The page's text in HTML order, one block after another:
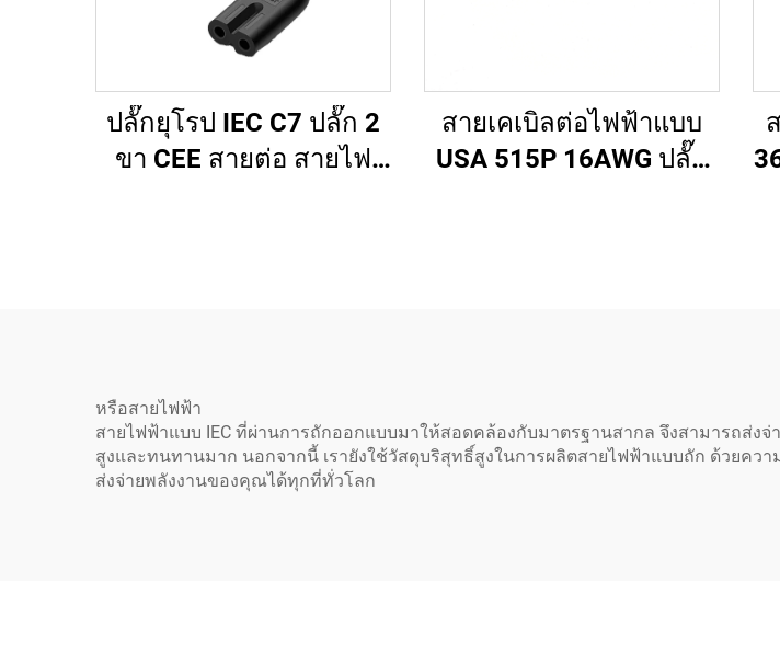
ปลั๊กยุโรป IEC C7 ปลั๊ก 2
ขา CEE สายต่อ สายไฟ
สายเคเบิลต่อไฟฟ้าแบบ
USA 515P 16AWG ปลั๊ก
หรือสายไฟฟ้า
สายไฟฟ้าแบบ IEC ที่ผ่านการถักออกแบบมาให้สอดคล้องกับมาตรฐานสากล จึงสามารถส่
สูงและทนทานมาก นอกจากนี้ เรายังใช้วัสดุบริสุทธิ์สูงในการผลิตสายไฟฟ้าแบบถัก ด้วยค
ส่งจ่ายพลังงานของคุณได้ทุกที่ทั่วโลก